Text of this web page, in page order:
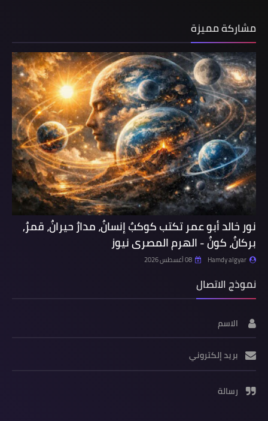
مشاركة مميزة
نور خالد أبو عمر تكتب كوكبٌ إنسانٌ، مدارٌ حيرانٌ، قمرٌ,
بركانٌ، كونٌ - الهرم المصرى نيوز
Hamdy algyar 08 أغسطس 2026
نموذج الاتصال
الاسم
بريد إلكتروني
رسالة